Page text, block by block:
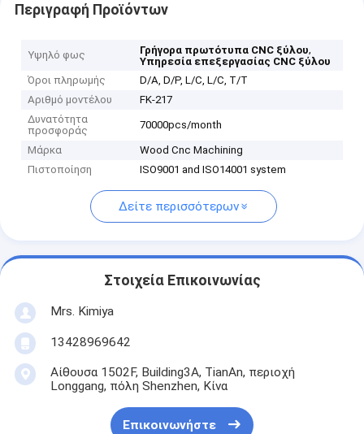
Περιγραφή Προϊόντων
Υψηλό φως Γρήγορα πρωτότυπα CNC ξύλου,
Υπηρεσία επεξεργασίας CNC ξύλου
Όροι πληρωμής
D/A, D/P, L/C, L/C, T/T
Αριθμό μοντέλου
FK-217
Δυνατότητα
προσφοράς
70000pcs/month
Μάρκα
Wood Cnc Machining
Πιστοποίηση
ISO9001 and ISO14001 system
Δείτε περισσότερων
Στοιχεία Επικοινωνίας
Mrs. Kimiya
13428969642
Αίθουσα 1502F, Building3A, TianAn, περιοχή
Longgang, πόλη Shenzhen, Κίνα
Επικοινωνήστε